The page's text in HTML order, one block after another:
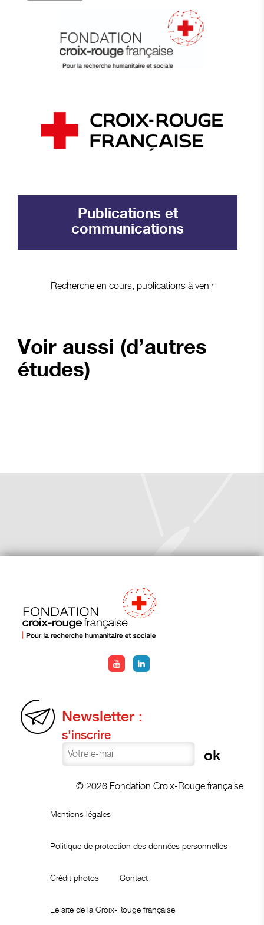
Publications et
communications
Recherche en cours, publications à venir
Voir aussi (d’autres
études)
Newsletter :
s'inscrire
© 2026 Fondation Croix-Rouge française
Mentions légales
Politique de protection des données personnelles
Crédit photos Contact
Le site de la Croix-Rouge française